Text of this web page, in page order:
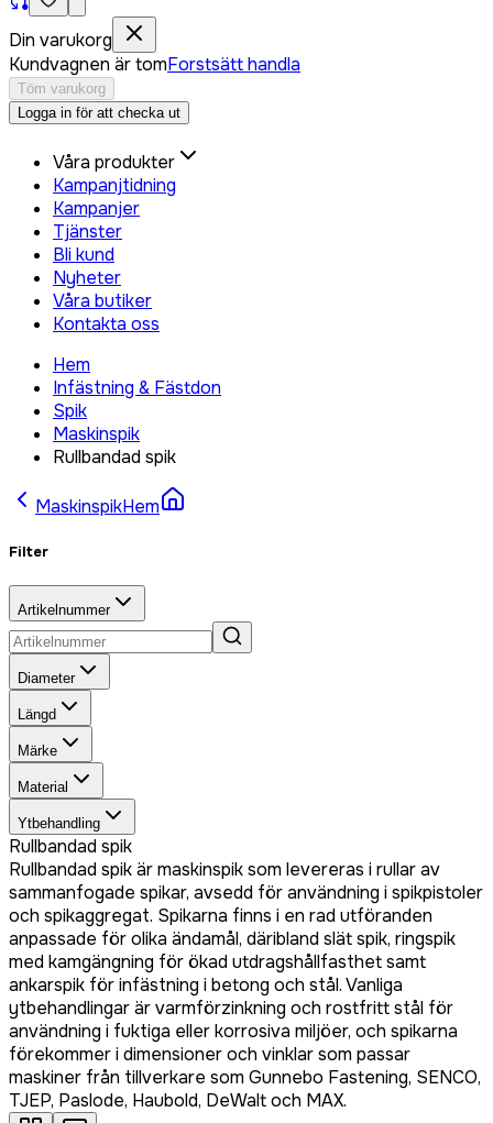
Din varukorg
Kundvagnen är tomForstsätt handla
Töm varukorg
Logga in för att checka ut
Våra produkter
Kampanjtidning
Kampanjer
Tjänster
Bli kund
Nyheter
Våra butiker
Kontakta oss
Hem
Infästning & Fästdon
Spik
Maskinspik
Rullbandad spik
MaskinspikHem
Filter
Artikelnummer
Diameter
Längd
Märke
Material
Ytbehandling
Rullbandad spik
Rullbandad spik är maskinspik som levereras i rullar av
sammanfogade spikar, avsedd för användning i spikpistoler
och spikaggregat. Spikarna finns i en rad utföranden
anpassade för olika ändamål, däribland slät spik, ringspik
med kamgängning för ökad utdragshållfasthet samt
ankarspik för infästning i betong och stål. Vanliga
ytbehandlingar är varmförzinkning och rostfritt stål för
användning i fuktiga eller korrosiva miljöer, och spikarna
förekommer i dimensioner och vinklar som passar
maskiner från tillverkare som Gunnebo Fastening, SENCO,
TJEP, Paslode, Haubold, DeWalt och MAX.